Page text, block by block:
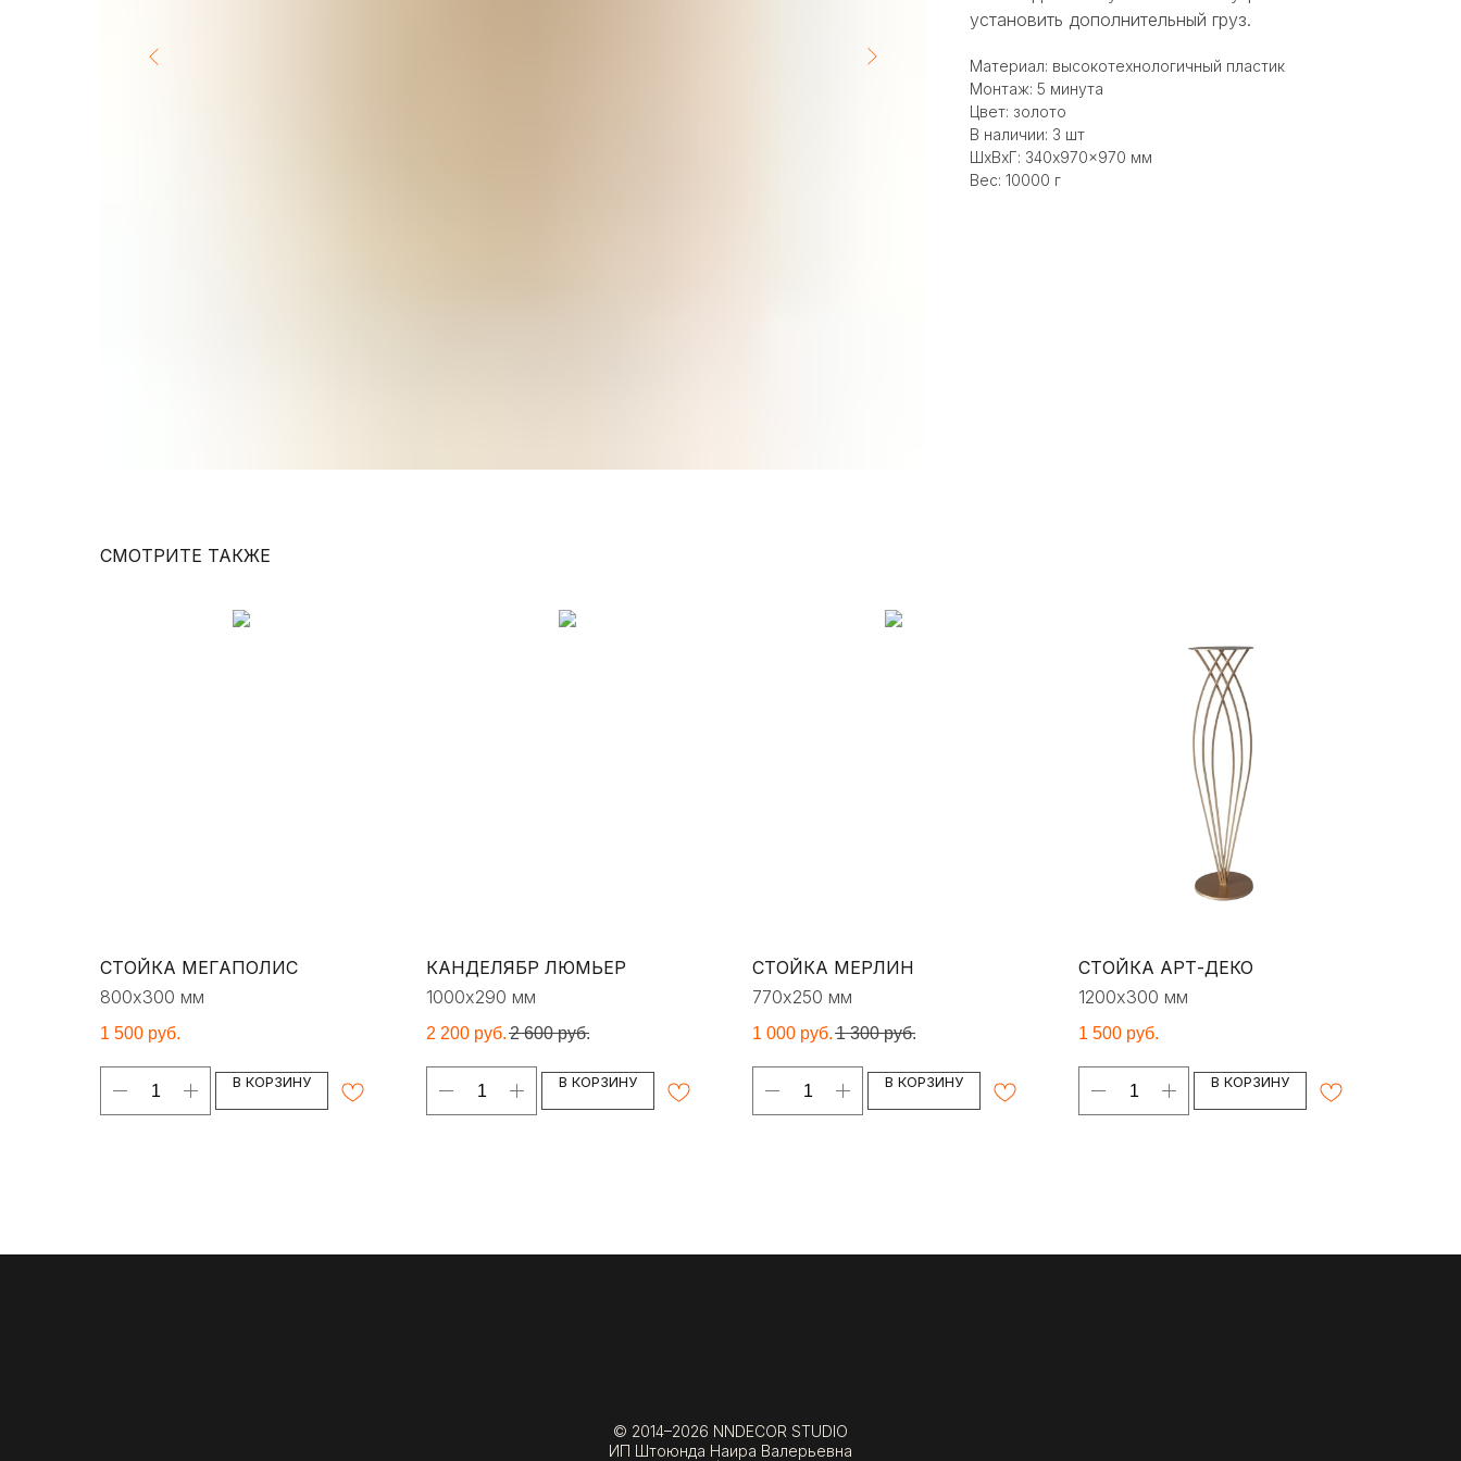
установить дополнительный груз.
Материал: высокотехнологичный пластик
Монтаж: 5 минута
Цвет: золото
В наличии: 3 шт
ШxВxГ: 340x970x970 мм
Вес: 10000 г
СМОТРИТЕ ТАКЖЕ
СТОЙКА МЕГАПОЛИС
800х300 мм
1 500 руб.
В КОРЗИНУ
КАНДЕЛЯБР ЛЮМЬЕР
1000х290 мм
2 200 руб. 2 600 руб.
В КОРЗИНУ
СТОЙКА МЕРЛИН
770х250 мм
1 000 руб. 1 300 руб.
В КОРЗИНУ
СТОЙКА АРТ-ДЕКО
1200х300 мм
1 500 руб.
В КОРЗИНУ
© 2014–2026 NNDECOR STUDIO
ИП Штоюнда Наира Валерьевна